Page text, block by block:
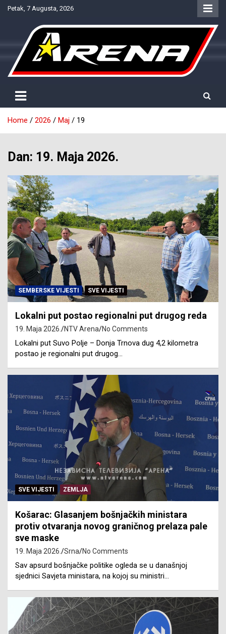
SkipPetak, 7 Augusta, 2026
NTV Arena
Home 2026 Maj 19
Dan: 19. Maja 2026.
SEMBERSKE VIJESTI SVE VIJESTI
Lokalni put postao regionalni put drugog reda
19. Maja 2026. NTV Arena No Comments
Lokalni put Suvo Polje – Donja Trnova dug 4,2 kilometra
postao je regionalni put drugog…
SVE VIJESTI ZEMLJA
Košarac: Glasanjem bošnjačkih ministara
protiv otvaranja novog graničnog prelaza pale
sve maske
19. Maja 2026. Srna No Comments
Sav apsurd bošnjačke politike ogleda se u današnjoj
sjednici Savjeta ministara, na kojoj su ministri…